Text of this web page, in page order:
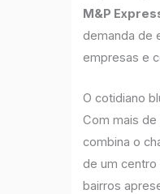
M&P
demanda de
empresas e
O cotidiano
Com mais de
combina o
de um centro
bairros